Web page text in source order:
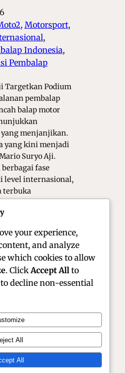
, Motorsport ,
,
Indonesia,
Pembalap
Targetkan Podium
pembalap
balap motor
menjanjikan.
yang kini menjadi
Suryo Aji.
fase
level internasional,
terbuka
tersebut bukan
| Racer &
your experience,
and analyze
which cookies to allow
. Click Accept All to
to decline non-essential
All
All